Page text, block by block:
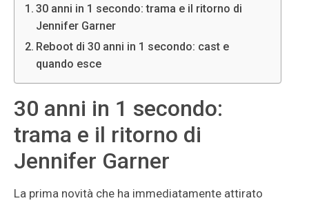
30 anni in 1 secondo: trama e il ritorno di
Jennifer Garner
Reboot di 30 anni in 1 secondo: cast e
quando esce
30 anni in 1 secondo:
trama e il ritorno di
Jennifer Garner
La prima novità che ha immediatamente attirato